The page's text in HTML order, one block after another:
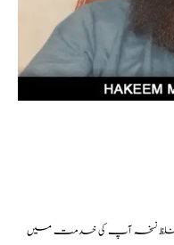
مغلظ نسخہ آپ کی خدمت میں